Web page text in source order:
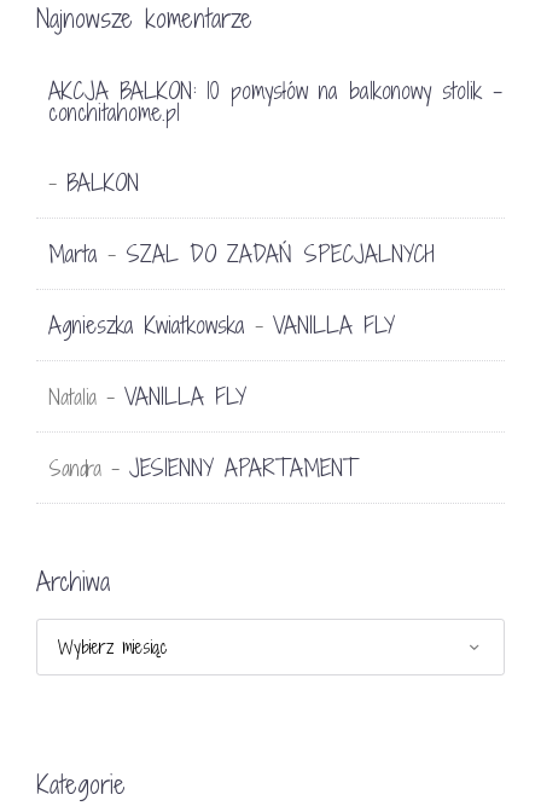
Najnowsze komentarze
AKCJA BALKON: 10 pomysłów na balkonowy stolik -
conchitahome.pl
- BALKON
Marta - SZAL DO ZADAŃ SPECJALNYCH
Agnieszka Kwiatkowska - VANILLA FLY
Natalia - VANILLA FLY
Sandra - JESIENNY APARTAMENT
Archiwa
Kategorie